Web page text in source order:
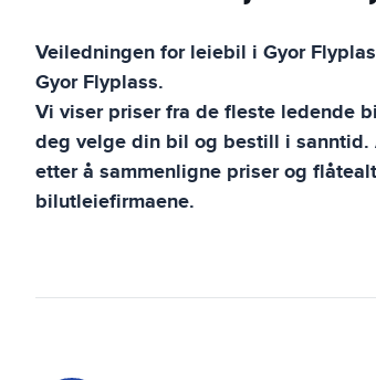
Veiledningen for leiebil i Gyor
Gyor Flyplass.
Vi viser priser fra de fleste ledende
deg velge din bil og bestill i
etter å sammenligne priser og
bilutleiefirmaene.